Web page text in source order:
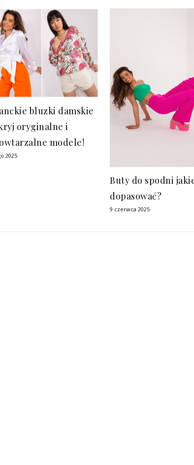
bluzki damskie
oryginalne i
modele!
2025
Buty do spodni
dopasować?
9 czerwca 2025